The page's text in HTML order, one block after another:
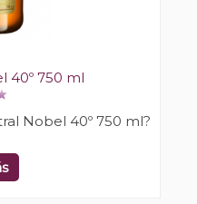
40º 750 ml
Nobel 40º 750 ml?